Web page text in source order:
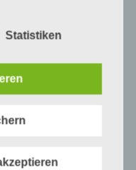
sind alle
beziehen.
Statistiken